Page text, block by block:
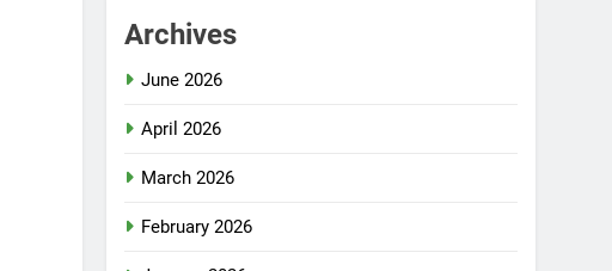
Archives
June 2026
April 2026
March 2026
February 2026